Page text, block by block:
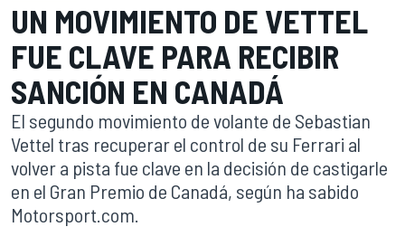
UN MOVIMIENTO DE VETTEL
FUE CLAVE PARA RECIBIR
SANCIÓN EN CANADÁ
El segundo movimiento de volante de Sebastian
Vettel tras recuperar el control de su Ferrari al
volver a pista fue clave en la decisión de castigarle
en el Gran Premio de Canadá, según ha sabido
Motorsport.com.